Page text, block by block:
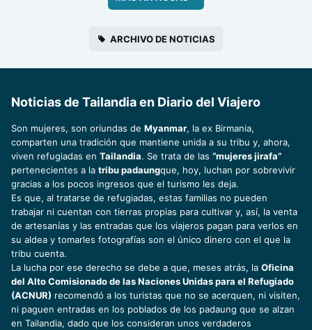
ARCHIVO DE NOTICIAS
Noticias de Tailandia en Diario del Viajero
Son mujeres, son oriundas de Myanmar, la ex Birmania,
comparten una tradición que mantiene unida a su tribu y, ahora,
viven refugiadas en Tailandia. Se trata de las “mujeres jirafa”
pertenecientes a la tribu padaungque, hoy, luchan por sobrevivir
gracias a los pocos ingresos que el turismo les deja.
Es que, al tratarse de refugiadas, estas familias no pueden
trabajar ni cuentan con tierras propias para cultivar y, así, la venta
de artesanías y las entradas que los viajeros pagan para verlos en
su aldea y tomarles fotografías son el único dinero con el que la
tribu cuenta.
La lucha por ese derecho se debe a que, meses atrás, la Oficina
del Alto Comisionado de las Naciones Unidas para el Refugiado
(ACNUR) recomendó a los turistas que no se acerquen, ni visiten,
ni paguen entradas en los poblados de los padaung que se alzan
en Tailandia, dado que los consideran unos verdaderos